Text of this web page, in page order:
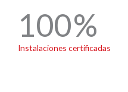
100
Instalaciones certificadas